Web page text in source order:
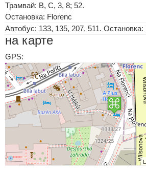
Трамвай: B, C, 3, 8; 52.
Остановка: Florenc
Автобус: 133, 135, 207, 511. Остановка:
на карте
GPS: